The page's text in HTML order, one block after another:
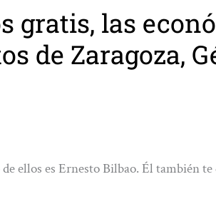
gratis, las
de Zaragoza,
ellos es Ernesto Bilbao. Él también